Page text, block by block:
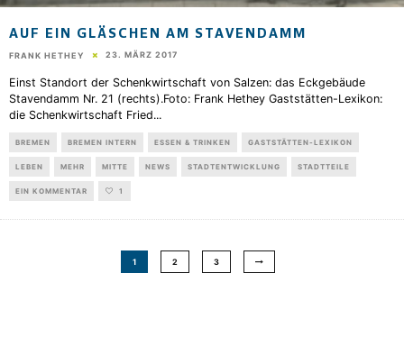
AUF EIN GLÄSCHEN AM STAVENDAMM
FRANK HETHEY 23. MÄRZ 2017
Einst Standort der Schenkwirtschaft von Salzen: das Eckgebäude
Stavendamm Nr. 21 (rechts).Foto: Frank Hethey Gaststätten-Lexikon:
die Schenkwirtschaft Fried...
BREMEN BREMEN INTERN ESSEN & TRINKEN GASTSTÄTTEN-LEXIKON
LEBEN MEHR MITTE NEWS STADTENTWICKLUNG STADTTEILE
EIN KOMMENTAR 1
1 2 3